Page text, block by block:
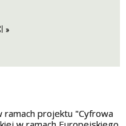
»
ramach projektu "Cyfrowa